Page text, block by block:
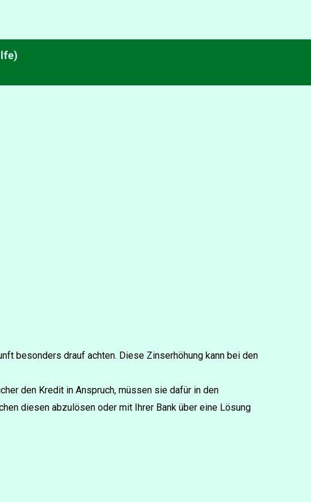
besonders drauf achten. Diese Zinserhöhung kann bei den
den Kredit in Anspruch, müssen sie dafür in den
diesen abzulösen oder mit Ihrer Bank über eine Lösung